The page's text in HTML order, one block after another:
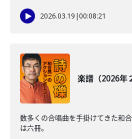
2026.03.19 |00:08:21
楽譜（2026年
数多くの合唱曲を手掛けてきた和
は六冊。